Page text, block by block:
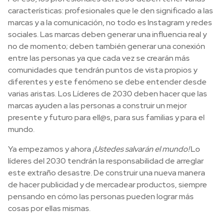
características: profesionales que le den significado a las
marcas y a la comunicación, no todo es Instagram y redes
sociales. Las marcas deben generar una influencia real y
no de momento; deben también generar una conexión
entre las personas ya que cada vez se crearán más
comunidades que tendrán puntos de vista propios y
diferentes y este fenómeno se debe entender desde
varias aristas. Los Líderes de 2030 deben hacer que las
marcas ayuden a las personas aconstruirun mejor
presente y futuro para ell@s, para sus familias y para el
mundo.
Ya empezamos y ahora ¡Ustedes salvarán el mundo!Lo
líderes del 2030 tendrán la responsabilidad de arreglar
este extraño desastre. De construir una nueva manera
de hacer publicidad y de mercadear productos, siempre
pensando en cómo las personas pueden lograr más
cosas por ellas mismas.